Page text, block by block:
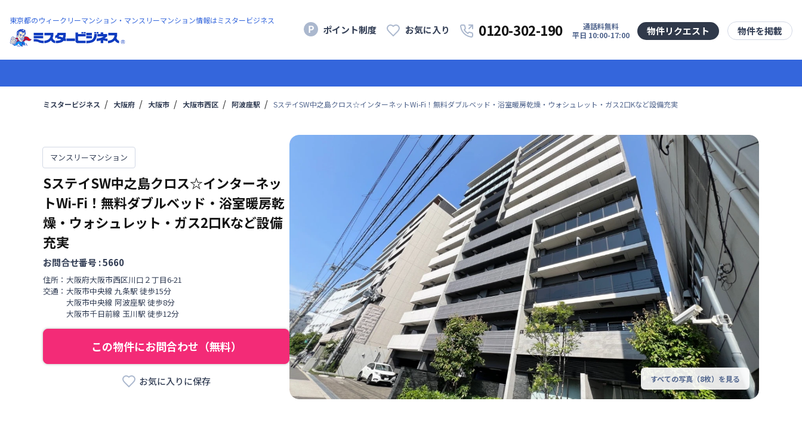
東京都のウィークリーマンション・マンスリーマンション情報はミスタービジネス
ポイント制度 お気に入り 0120-302-190
通話料無料
平日 10:00-17:00
物件リクエスト 物件を掲載
ミスタービジネス 大阪府 大阪市 大阪市西区 阿波座駅 SステイSW中之島クロス☆インターネットWi-Fi！無料ダブルベッド・浴室暖房乾燥・ウォシュレット・ガス2口Kなど設備充実
マンスリーマンション
SステイSW中之島クロス☆インターネッ
トWi-Fi！無料ダブルベッド・浴室暖房乾
燥・ウォシュレット・ガス2口Kなど設備
充実
お問合せ番号 :5660
住所： 大阪府大阪市西区川口 ２丁目6-21
交通： 大阪市中央線 九条駅 徒歩15分
大阪市中央線 阿波座駅 徒歩8分
大阪市千日前線 玉川駅 徒歩12分
この物件にお問合わせ（無料）
お気に入りに保存 すべての写真（8枚）を見る